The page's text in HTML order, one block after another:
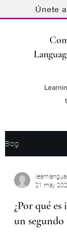
Únete
Blog
21 may
¿Por qué
un